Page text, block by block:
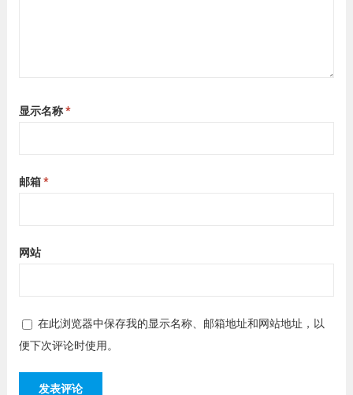
显示名称*
邮箱*
网站
在此浏览器中保存我的显示名称、邮箱地址和网站地址，以
便下次评论时使用。